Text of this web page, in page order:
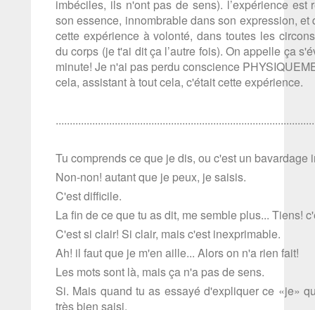
imbéciles, ils n'ont pas de sens). l’expérience
son essence, innombrable dans son expression,
cette expérience à volonté, dans toutes les
du corps (je t'ai dit ça l’autre fois). On appelle ça
minute! Je n'ai pas perdu conscience
cela, assistant à tout cela, c'était cette expérience.
Tu comprends ce que je dis, ou c'est un bavardage
Non-non! autant que je peux, je saisis.
C'est difficile.
La fin de ce que tu as dit, me semble plus... Tiens!
C'est si clair! Si clair, mais c'est inexprimable.
Ah! il faut que je m'en aille... Alors on n'a rien fait!
Les mots sont là, mais ça n'a pas de sens.
Si. Mais quand tu as essayé d'expliquer ce «je»
très bien saisi.